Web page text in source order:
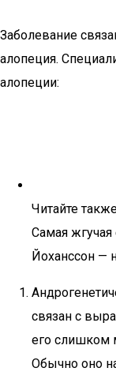
Заболевание
алопеция.
алопеции:
Читайте
Самая жгучая
Йоханссон —
связан с
его слишком
Обычно оно